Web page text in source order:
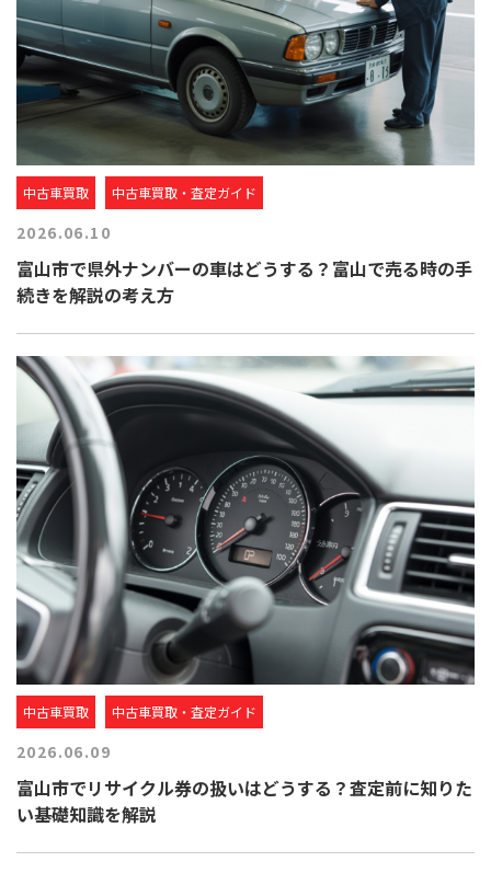
中古車買取 中古車買取・査定ガイド
2026.06.10
富山市で県外ナンバーの車はどうする？富山で売る時の手
続きを解説の考え方
中古車買取 中古車買取・査定ガイド
2026.06.09
富山市でリサイクル券の扱いはどうする？査定前に知りた
い基礎知識を解説